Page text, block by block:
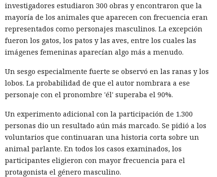
investigadores estudiaron 300 obras y encontraron que la
mayoría de los animales que aparecen con frecuencia eran
representados como personajes masculinos. La excepción
fueron los gatos, los patos y las aves, entre los cuales las
imágenes femeninas aparecían algo más a menudo.
Un sesgo especialmente fuerte se observó en las ranas y los
lobos. La probabilidad de que el autor nombrara a ese
personaje con el pronombre 'él' superaba el 90%.
Un experimento adicional con la participación de 1.300
personas dio un resultado aún más marcado. Se pidió a los
voluntarios que continuaran una historia corta sobre un
animal parlante. En todos los casos examinados, los
participantes eligieron con mayor frecuencia para el
protagonista el género masculino.